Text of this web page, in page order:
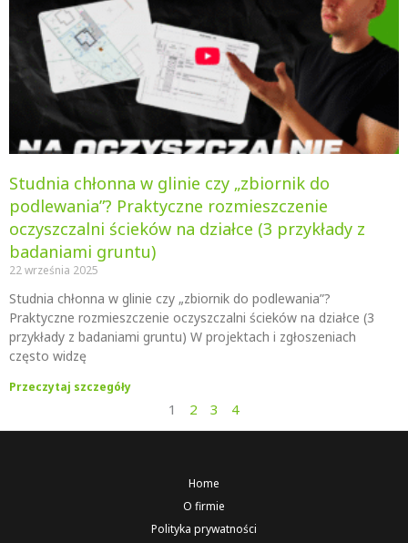
Studnia chłonna w glinie czy „zbiornik do
podlewania”? Praktyczne rozmieszczenie
oczyszczalni ścieków na działce (3 przykłady z
badaniami gruntu)
22 września 2025
Studnia chłonna w glinie czy „zbiornik do podlewania”?
Praktyczne rozmieszczenie oczyszczalni ścieków na działce (3
przykłady z badaniami gruntu) W projektach i zgłoszeniach
często widzę
Przeczytaj szczegóły
1 2 3 4
Home
O firmie
Polityka prywatności